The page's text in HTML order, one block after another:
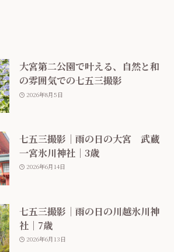
大宮第二公園で叶える、自然と和
の雰囲気での七五三撮影
2026年8月5日
七五三撮影｜雨の日の大宮 武蔵
一宮氷川神社｜3歳
2026年6月14日
七五三撮影｜雨の日の川越氷川神
社｜7歳
2026年6月13日